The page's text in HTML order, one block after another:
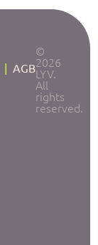
| AGB
©
2026
LYV.
All
rights
reserved.